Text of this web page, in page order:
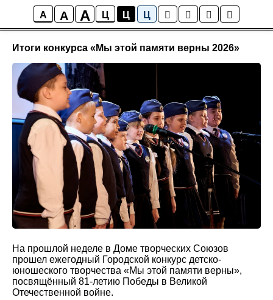
A A A Ц Ц Ц
Новости
Итоги конкурса «Мы этой памяти верны 2026»
На прошлой неделе в Доме творческих Союзов
прошел ежегодный Городской конкурс детско-
юношеского творчества «Мы этой памяти верны»,
посвящённый 81-летию Победы в Великой
Отечественной войне.